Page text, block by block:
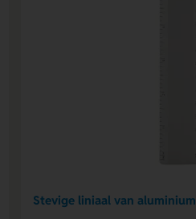
Stevige liniaal van aluminium